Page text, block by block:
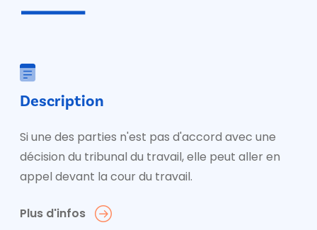
Description
Si une des parties n'est pas d'accord avec une
décision du tribunal du travail, elle peut aller en
appel devant la cour du travail.
Plus d'infos